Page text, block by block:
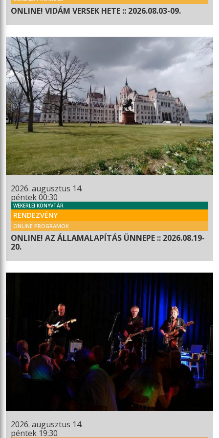
ONLINE! VIDÁM VERSEK HETE :: 2026.08.03-09.
2026. augusztus 14.
péntek 00:30
WEKERLEI KÖNYVTÁR
RENDEZVÉNY
ONLINE PROGRAMOK
ONLINE! AZ ÁLLAMALAPÍTÁS ÜNNEPE :: 2026.08.19-
20.
2026. augusztus 14.
péntek 19:30